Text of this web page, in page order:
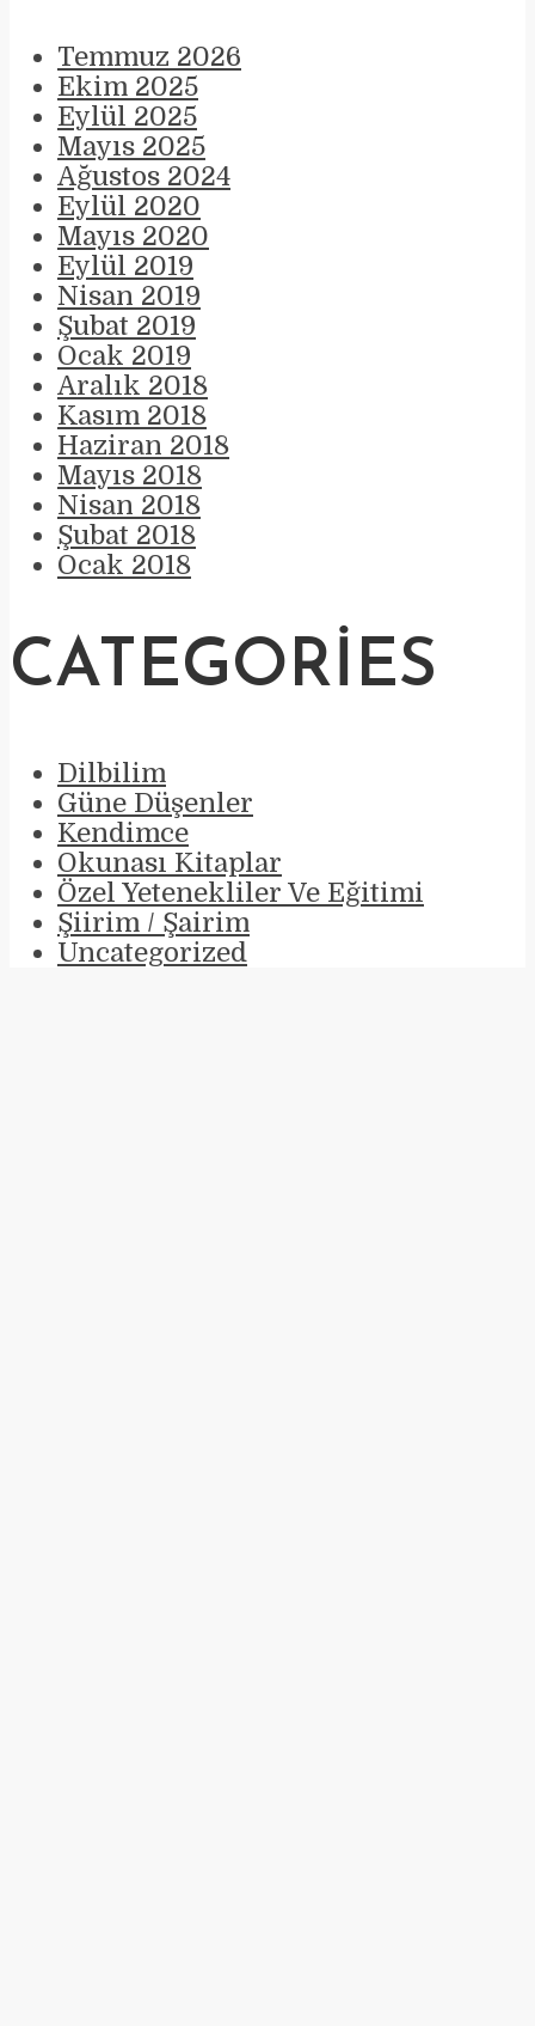
Temmuz 2026
Ekim 2025
Eylül 2025
Mayıs 2025
Ağustos 2024
Eylül 2020
Mayıs 2020
Eylül 2019
Nisan 2019
Şubat 2019
Ocak 2019
Aralık 2018
Kasım 2018
Haziran 2018
Mayıs 2018
Nisan 2018
Şubat 2018
Ocak 2018
CATEGORIES
Dilbilim
Güne Düşenler
Kendimce
Okunası Kitaplar
Özel Yetenekliler Ve Eğitimi
Şiirim / Şairim
Uncategorized